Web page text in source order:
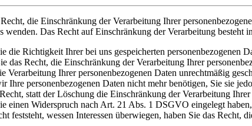
die Einschränkung der Verarbeitung Ihrer
wenden. Das Recht auf Einschränkung der Verarbeitung besteht
die Richtigkeit Ihrer bei uns gespeicherten personenbezogenen
das Recht, die Einschränkung der Verarbeitung Ihrer
Verarbeitung Ihrer personenbezogenen Daten unrechtmäßig
Ihre personenbezogenen Daten nicht mehr benötigen, Sie sie
statt der Löschung die Einschränkung der Verarbeitung
einen Widerspruch nach Art. 21 Abs. 1 DSGVO eingelegt
feststeht, wessen Interessen überwiegen, haben Sie das Recht,